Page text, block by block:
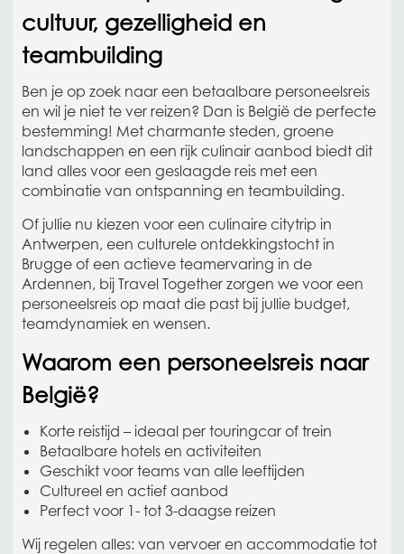
cultuur, gezelligheid en
teambuilding
Ben je op zoek naar een betaalbare personeelsreis
en wil je niet te ver reizen? Dan is België de perfecte
bestemming! Met charmante steden, groene
landschappen en een rijk culinair aanbod biedt dit
land alles voor een geslaagde reis met een
combinatie van ontspanning en teambuilding.
Of jullie nu kiezen voor een culinaire citytrip in
Antwerpen, een culturele ontdekkingstocht in
Brugge of een actieve teamervaring in de
Ardennen, bij Travel Together zorgen we voor een
personeelsreis op maat die past bij jullie budget,
teamdynamiek en wensen.
Waarom een personeelsreis naar
België?
Korte reistijd – ideaal per touringcar of trein
Betaalbare hotels en activiteiten
Geschikt voor teams van alle leeftijden
Cultureel en actief aanbod
Perfect voor 1- tot 3-daagse reizen
Wij regelen alles: van vervoer en accommodatie tot